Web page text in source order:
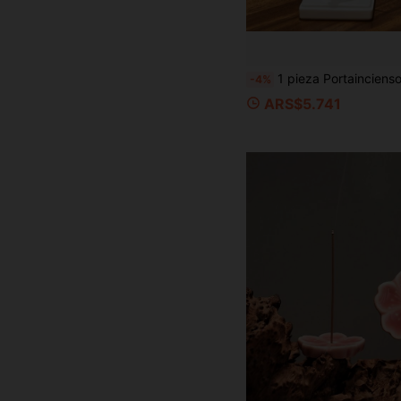
-4% 1 pieza Portaincienso con forma de mano impreso en 3D, estilo Zen moderno, adecuado para meditación, yoga, spa y aromaterapia, escultura
ARS$5.741